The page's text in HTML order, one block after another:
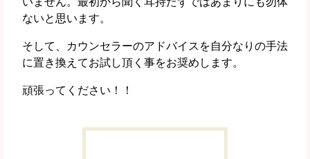
ないと思います。
そして、カウンセラーのアドバイスを自分なりの手法
に置き換えてお試し頂く事をお奨めします。
頑張ってください！！